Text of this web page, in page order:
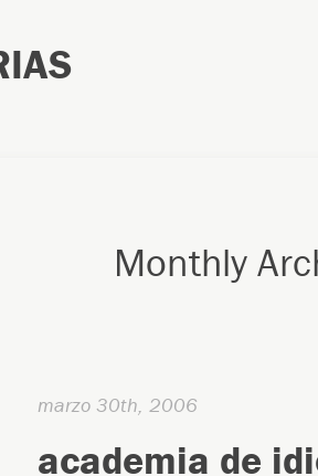
Monthly
marzo 30th, 2006
academia de